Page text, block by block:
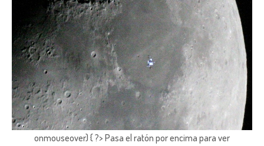
onmouseover) { ?> Pasa el ratón por encima para ver